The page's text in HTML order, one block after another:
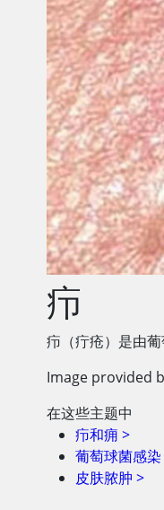
疖
疖（疔疮）是由
Image provided
在这些主题中
疖和痈 >
葡萄球菌感染
皮肤脓肿 >